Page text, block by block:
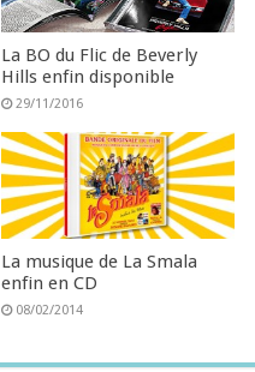
La BO du Flic de Beverly
Hills enfin disponible
29/11/2016
La musique de La Smala
enfin en CD
08/02/2014